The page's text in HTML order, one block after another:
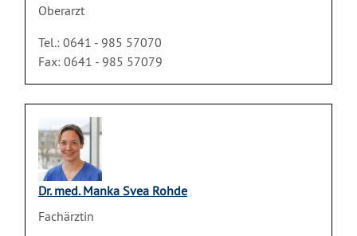
Oberarzt
Tel.: 0641 - 985 57070
Fax: 0641 - 985 57079
Dr. med. Manka Svea Rohde
Fachärztin